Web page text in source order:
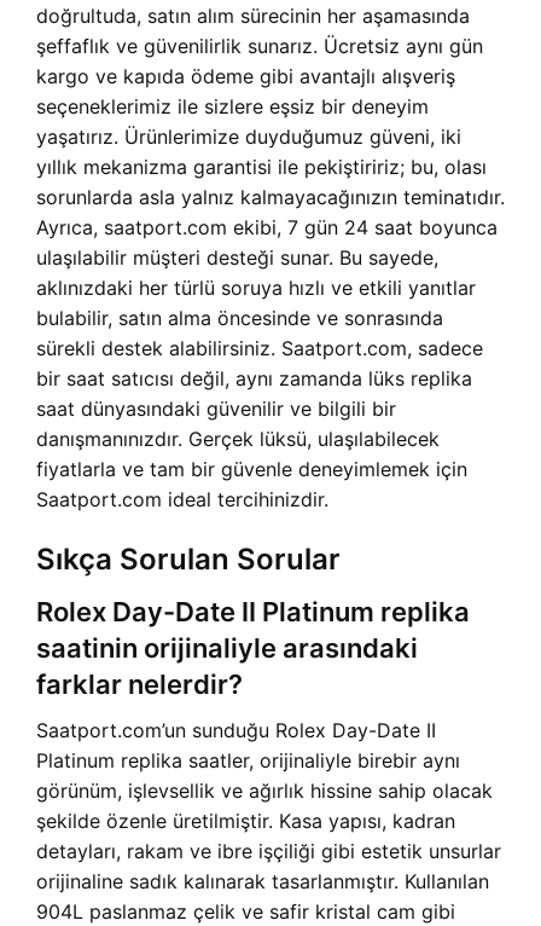
doğrultuda, satın alım sürecinin her aşamasında
şeffaflık ve güvenilirlik sunarız. Ücretsiz aynı gün
kargo ve kapıda ödeme gibi avantajlı alışveriş
seçeneklerimiz ile sizlere eşsiz bir deneyim
yaşatırız. Ürünlerimize duyduğumuz güveni, iki
yıllık mekanizma garantisi ile pekiştiririz; bu, olası
sorunlarda asla yalnız kalmayacağınızın teminatıdır.
Ayrıca, saatport.com ekibi, 7 gün 24 saat boyunca
ulaşılabilir müşteri desteği sunar. Bu sayede,
aklınızdaki her türlü soruya hızlı ve etkili yanıtlar
bulabilir, satın alma öncesinde ve sonrasında
sürekli destek alabilirsiniz. Saatport.com, sadece
bir saat satıcısı değil, aynı zamanda lüks replika
saat dünyasındaki güvenilir ve bilgili bir
danışmanınızdır. Gerçek lüksü, ulaşılabilecek
fiyatlarla ve tam bir güvenle deneyimlemek için
Saatport.com ideal tercihinizdir.
Sıkça Sorulan Sorular
Rolex Day-Date II Platinum replika
saatinin orijinaliyle arasındaki
farklar nelerdir?
Saatport.com’un sunduğu Rolex Day-Date II
Platinum replika saatler, orijinaliyle birebir aynı
görünüm, işlevsellik ve ağırlık hissine sahip olacak
şekilde özenle üretilmiştir. Kasa yapısı, kadran
detayları, rakam ve ibre işçiliği gibi estetik unsurlar
orijinaline sadık kalınarak tasarlanmıştır. Kullanılan
904L paslanmaz çelik ve safir kristal cam gibi